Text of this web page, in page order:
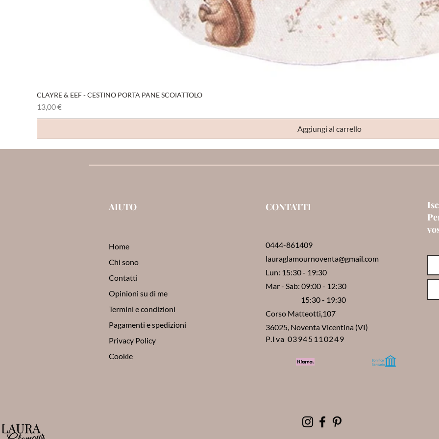
CLAYRE & EEF - CESTINO PORTA PANE SCOIATTOLO
Prezzo
13,00 €
Aggiungi al carrello
AIUTO
Home
Chi sono
Contatti
Opinioni su di me
Termini e condizioni
Pagamenti e spedizioni
Privacy Policy
Cookie
CONTATTI
0444-861409
lauraglamournoventa@gmail.com
Lun: 15:30 - 19:30
Mar - Sab: 09:00 - 12:30
15:30 - 19:30
Corso Matteotti,107
36025, Noventa Vicentina (VI)
P.Iva 03945110249